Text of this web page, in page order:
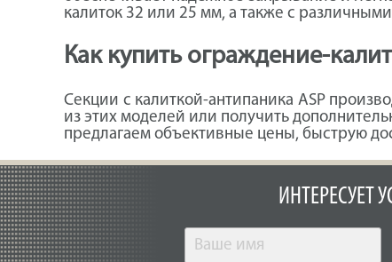
калиток 32 или 25 мм, а также с
Как купить ограждение-
Секции с калиткой-антипаника ASP
из этих моделей или получить
предлагаем объективные цены, быструю
ИНТЕРЕСУЕТ